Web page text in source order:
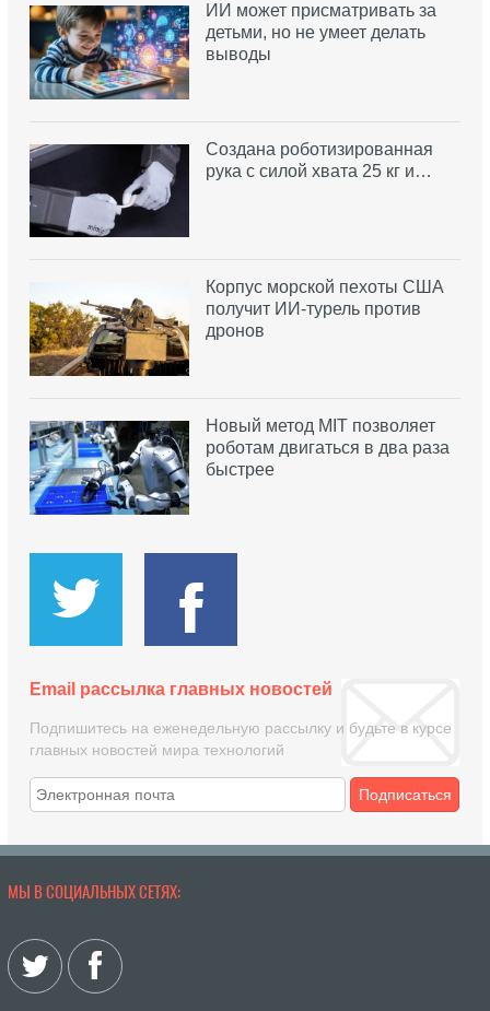
ИИ может присматривать за
детьми, но не умеет делать
выводы
Создана роботизированная
рука с силой хвата 25 кг и…
Корпус морской пехоты США
получит ИИ-турель против
дронов
Новый метод MIT позволяет
роботам двигаться в два раза
быстрее
Email рассылка главных новостей
Подпишитесь на еженедельную рассылку и будьте в курсе
главных новостей мира технологий
Подписаться
МЫ В СОЦИАЛЬНЫХ СЕТЯХ: